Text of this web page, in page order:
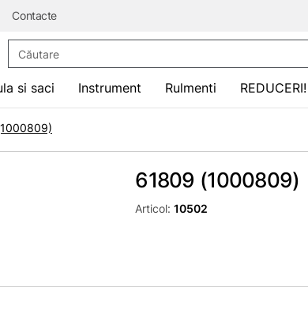
Contacte
si saci Instrument Rulmenti REDUCERI!
61809 (1000809)
Articol:10502